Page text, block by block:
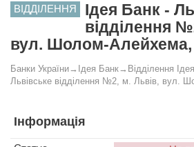
ВІДДІЛЕННЯ
Ідея Банк -
відділення
вул. Шолом-Алейхема,
Банки України→ Ідея Банк→ Відділення
Львівське відділення №2, м. Львів, вул.
Інформація